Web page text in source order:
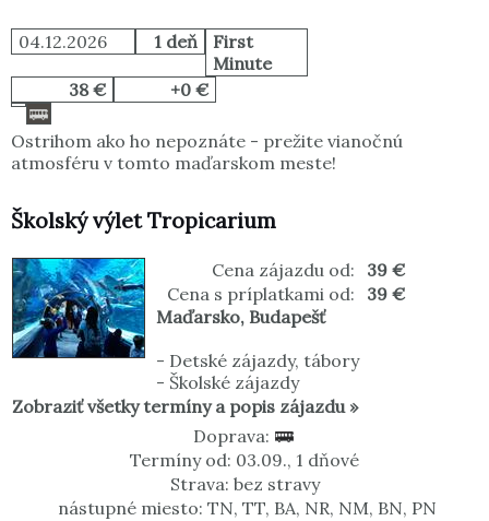
04.12.2026 1 deň
First
Minute
38 €
+0 €
Ostrihom ako ho nepoznáte - prežite vianočnú
atmosféru v tomto maďarskom meste!
Školský výlet Tropicarium
Cena zájazdu od:
39 €
Cena s príplatkami od:
39 €
Maďarsko, Budapešť
- Detské zájazdy, tábory
- Školské zájazdy
Zobraziť všetky termíny a popis zájazdu »
Doprava:
Termíny od: 03.09., 1 dňové
Strava: bez stravy
nástupné miesto: TN, TT, BA, NR, NM, BN, PN